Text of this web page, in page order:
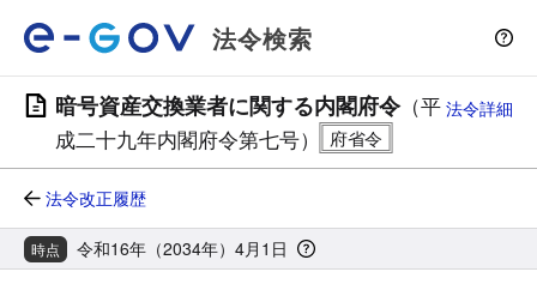
法令検索
暗号資産交換業者に関する内閣府令（平
成二十九年内閣府令第七号）
法令詳細
法令改正履歴
時点 令和16年（2034年）4月1日